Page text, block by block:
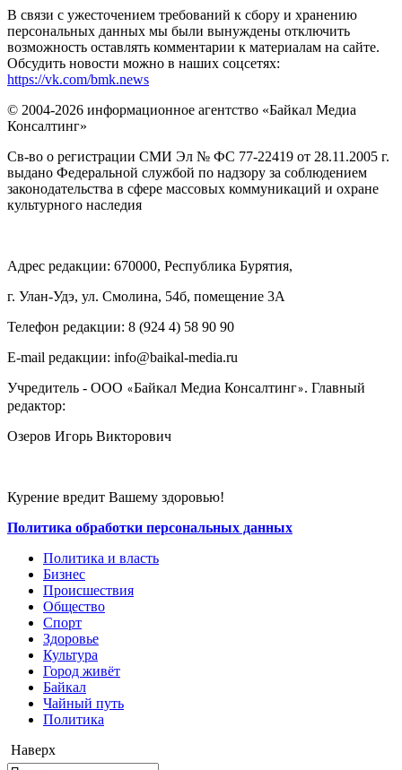
В связи с ужесточением требований к сбору и хранению
персональных данных мы были вынуждены отключить
возможность оставлять комментарии к материалам на сайте.
Обсудить новости можно в наших соцсетях:
https://vk.com/bmk.news
© 2004-2026 информационное агентство «Байкал Медиа
Консалтинг»
Св-во о регистрации СМИ Эл № ФС 77-22419 от 28.11.2005 г.
выдано Федеральной службой по надзору за соблюдением
законодательства в сфере массовых коммуникаций и охране
культурного наследия
Адрес редакции: 670000, Республика Бурятия,
г. Улан-Удэ, ул. Смолина, 54б, помещение 3А
Телефон редакции: ‎‎8 (924 4) 58 90 90
E-mail редакции: info@baikal-media.ru
Учредитель - ООО «Байкал Медиа Консалтинг». Главный
редактор:
Озеров Игорь Викторович
Курение вредит Вашему здоровью!
Политика обработки персональных данных
Политика и власть
Бизнес
Происшествия
Общество
Cпорт
Здоровье
Культура
Город живёт
Байкал
Чайный путь
Политика
Наверх